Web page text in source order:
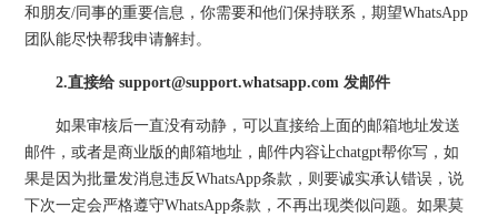
和朋友/同事的重要信息，你需要和他们保持联系，期望WhatsApp
团队能尽快帮我申请解封。
2.直接给 support@support.whatsapp.com 发邮件
如果审核后一直没有动静，可以直接给上面的邮箱地址发送
邮件，或者是商业版的邮箱地址，邮件内容让chatgpt帮你写，如
果是因为批量发消息违反WhatsApp条款，则要诚实承认错误，说
下次一定会严格遵守WhatsApp条款，不再出现类似问题。如果莫